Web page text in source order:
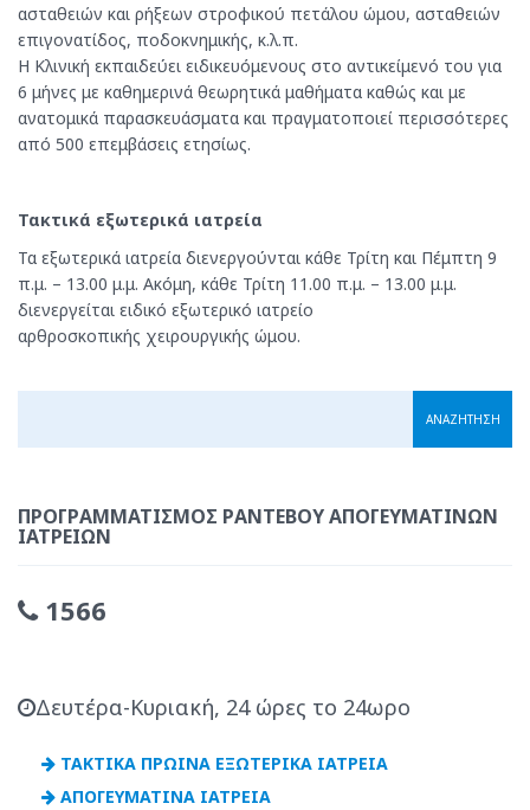
ασταθειών και ρήξεων στροφικού πετάλου ώμου, ασταθειών
επιγονατίδος, ποδοκνημικής, κ.λ.π.
Η Κλινική εκπαιδεύει ειδικευόμενους στο αντικείμενό του για
6 μήνες με καθημερινά θεωρητικά μαθήματα καθώς και με
ανατομικά παρασκευάσματα και πραγματοποιεί περισσότερες
από 500 επεμβάσεις ετησίως.
Τακτικά εξωτερικά ιατρεία
Τα εξωτερικά ιατρεία διενεργούνται κάθε Τρίτη και Πέμπτη 9
π.μ. – 13.00 μ.μ. Ακόμη, κάθε Τρίτη 11.00 π.μ. – 13.00 μ.μ.
διενεργείται ειδικό εξωτερικό ιατρείο
αρθροσκοπικής χειρουργικής ώμου.
ΠΡΟΓΡΑΜΜΑΤΙΣΜΌΣ ΡΑΝΤΕΒΟΎ ΑΠΟΓΕΥΜΑΤΙΝΏΝ
ΙΑΤΡΕΊΩΝ
1566
Δευτέρα-Κυριακή, 24 ώρες το 24ωρο
ΤΑΚΤΙΚΑ ΠΡΩΙΝΑ ΕΞΩΤΕΡΙΚΑ ΙΑΤΡΕΙΑ
ΑΠΟΓΕΥΜΑΤΙΝΑ ΙΑΤΡΕΙΑ